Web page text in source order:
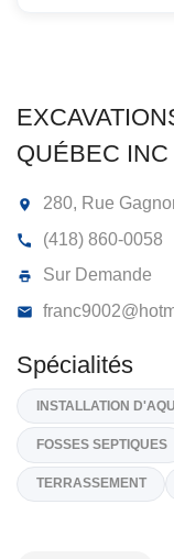
QUÉBEC
280, Rue
(418) 860-
Sur Demande